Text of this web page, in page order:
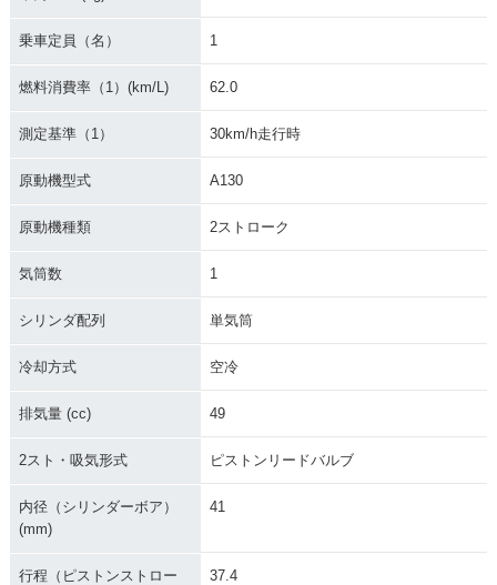
乗車定員（名） 1
燃料消費率（1）(km/L) 62.0
測定基準（1） 30km/h走行時
原動機型式 A130
原動機種類 2ストローク
気筒数 1
シリンダ配列 単気筒
冷却方式 空冷
排気量 (cc) 49
2スト・吸気形式 ピストンリードバルブ
内径（シリンダーボア）
(mm)
41
行程（ピストンストロー
37.4